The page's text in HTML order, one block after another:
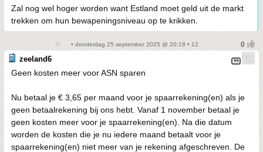
Zal nog wel hoger worden want Estland moet geld uit de markt
trekken om hun bewapeningsniveau op te krikken.
• donderdag 25 september 2025 @ 20:18 • 12
zeeland6
Geen kosten meer voor ASN sparen
Nu betaal je € 3,65 per maand voor je spaarrekening(en) als je
geen betaalrekening bij ons hebt. Vanaf 1 november betaal je
geen kosten meer voor je spaarrekening(en). Na die datum
worden de kosten die je nu iedere maand betaalt voor je
spaarrekening(en) niet meer van je rekening afgeschreven. De